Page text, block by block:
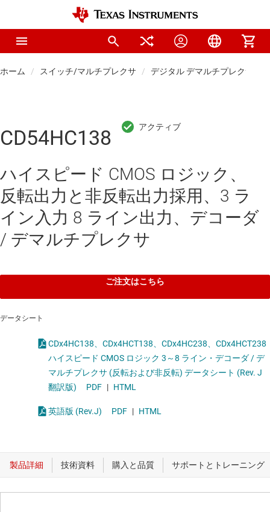
ホーム スイッチ/マルチプレクサ デジタル デマルチプレクサ /
CD54HC138
ハイスピード CMOS ロジック、
反転出力と非反転出力採用、3 ラ
イン入力 8 ライン出力、デコーダ
/ デマルチプレクサ
ご注文はこちら
データシート
CDx4HC138、CDx4HCT138、CDx4HC238、CDx4HCT238
ハイスピード CMOS ロジック 3～8 ライン・デコーダ / デ
マルチプレクサ (反転および非反転) データシート (Rev. J
翻訳版)
PDF | HTML
英語版 (Rev.J) PDF | HTML